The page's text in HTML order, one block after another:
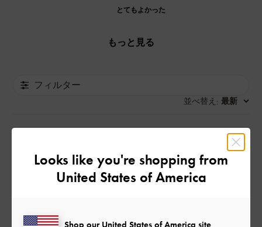
とてもよかった
もっと見る
フィルター
並べ替え : 最新
足にフィットして歩きやすいし
使います！
2026-05-25
Looks like you're shopping from
United States of America
Shop our United States of America site